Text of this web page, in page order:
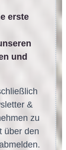
erste
und
&
zu
über den